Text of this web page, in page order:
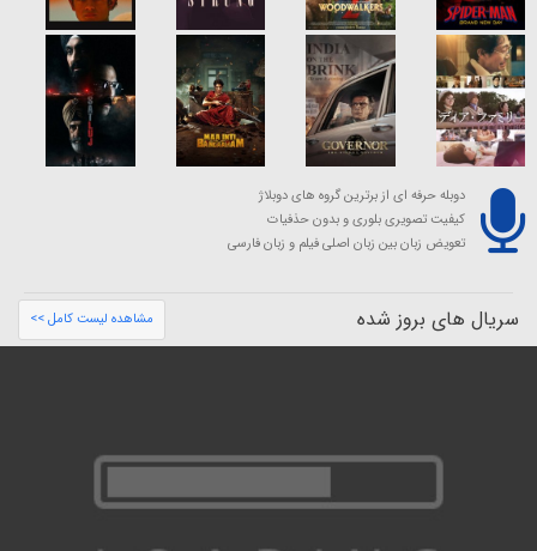
دوبله حرفه ای از برترین گروه های دوبلاژ
کیفیت تصویری بلوری و بدون حذفیات
تعویض زبان بین زبان اصلی فیلم و زبان فارسی
سریال های بروز شده مشاهده لیست کامل >>